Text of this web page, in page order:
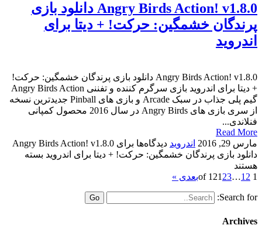
Angry Birds Action! v1.8.0 دانلود بازی
پرندگان خشمگین: حرکت! + دیتا برای
اندروید
Angry Birds Action! v1.8.0 دانلود بازی پرندگان خشمگین: حرکت!
+ دیتا برای اندروید بازی سرگرم کننده و تفننی Angry Birds Action
گیم پلی جذاب در سبک Arcade و بازی های Pinball جدیدترین نسخه
از سری بازی های Angry Birds در سال 2016 محصول کمپانی
فنلاندی...
Read More
مارس 29, 2016
اندروید دیدگاه‌ها
برای Angry Birds Action! v1.8.0
دانلود بازی پرندگان خشمگین: حرکت! + دیتا برای اندروید بسته
هستند
1 of 12
1 23…12 بعدی »
Search for:
Archives